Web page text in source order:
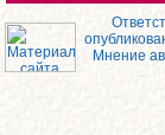
Мнение